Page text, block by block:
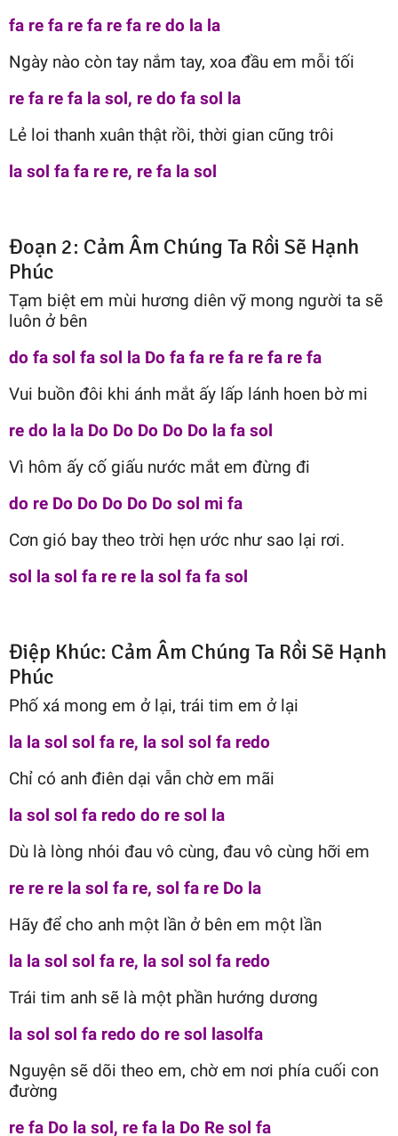
fa re fa re fa re fa re do la la
Ngày nào còn tay nắm tay, xoa đầu em mỗi tối
re fa re fa la sol, re do fa sol la
Lẻ loi thanh xuân thật rồi, thời gian cũng trôi
la sol fa fa re re, re fa la sol
Đoạn 2: Cảm Âm Chúng Ta Rồi Sẽ Hạnh
Phúc
Tạm biệt em mùi hương diên vỹ mong người ta sẽ
luôn ở bên
do fa sol fa sol la Do fa fa re fa re fa re fa
Vui buồn đôi khi ánh mắt ấy lấp lánh hoen bờ mi
re do la la Do Do Do Do Do la fa sol
Vì hôm ấy cố giấu nước mắt em đừng đi
do re Do Do Do Do Do sol mi fa
Cơn gió bay theo trời hẹn ước như sao lại rơi.
sol la sol fa re re la sol fa fa sol
Điệp Khúc: Cảm Âm Chúng Ta Rồi Sẽ Hạnh
Phúc
Phố xá mong em ở lại, trái tim em ở lại
la la sol sol fa re, la sol sol fa redo
Chỉ có anh điên dại vẫn chờ em mãi
la sol sol fa redo do re sol la
Dù là lòng nhói đau vô cùng, đau vô cùng hỡi em
re re re la sol fa re, sol fa re Do la
Hãy để cho anh một lần ở bên em một lần
la la sol sol fa re, la sol sol fa redo
Trái tim anh sẽ là một phần hướng dương
la sol sol fa redo do re sol lasolfa
Nguyện sẽ dõi theo em, chờ em nơi phía cuối con
đường
re fa Do la sol, re fa la Do Re sol fa